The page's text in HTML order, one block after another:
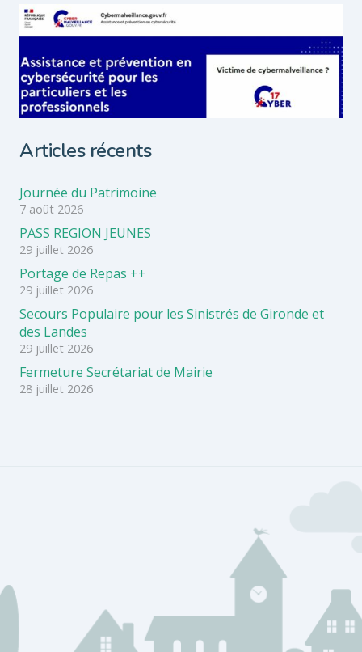
Articles récents
Journée du Patrimoine
7 août 2026
PASS REGION JEUNES
29 juillet 2026
Portage de Repas ++
29 juillet 2026
Secours Populaire pour les Sinistrés de Gironde et
des Landes
29 juillet 2026
Fermeture Secrétariat de Mairie
28 juillet 2026